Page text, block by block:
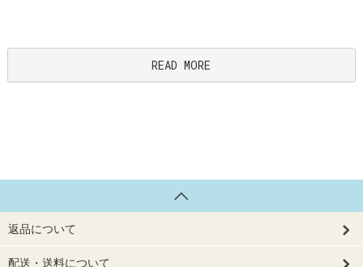
READ MORE
返品について
配送・送料について